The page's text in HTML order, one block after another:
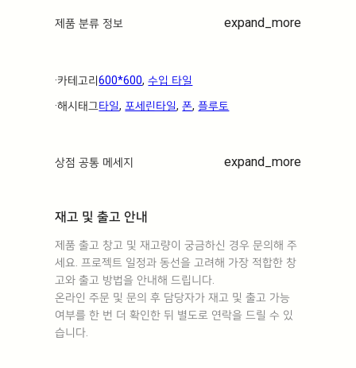
제품 분류 정보 expand_more
·ㅤ카테고리ㅤ600*600, 수입 타일
·ㅤ해시태그ㅤ타일, 포세린타일, 폰, 플루토
상점 공통 메세지 expand_more
재고 및 출고 안내
제품 출고 창고 및 재고량이 궁금하신 경우 문의해 주
세요. 프로젝트 일정과 동선을 고려해 가장 적합한 창
고와 출고 방법을 안내해 드립니다.
온라인 주문 및 문의 후 담당자가 재고 및 출고 가능
여부를 한 번 더 확인한 뒤 별도로 연락을 드릴 수 있
습니다.